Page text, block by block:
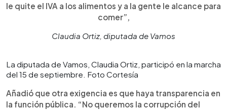
le quite el IVA a los alimentos y a la gente le alcance para
comer”,
Claudia Ortiz, diputada de Vamos
La diputada de Vamos, Claudia Ortiz, participó en la marcha
del 15 de septiembre. Foto Cortesía
Añadió que otra exigencia es que haya transparencia en
la función pública. “No queremos la corrupción del